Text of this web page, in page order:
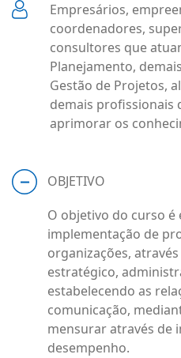
Empresários,
coordenadores,
consultores que
Planejamento,
Gestão de Projetos,
demais profissionais
aprimorar os
OBJETIVO
O objetivo do curso é
implementação de
organizações,
estratégico,
estabelecendo as
comunicação,
mensurar através de
desempenho.